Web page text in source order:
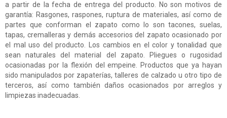
a partir de la fecha de entrega del producto. No son motivos de
garantía: Rasgones, raspones, ruptura de materiales, así como de
partes que conforman el zapato como lo son tacones, suelas,
tapas, cremalleras y demás accesorios del zapato ocasionado por
el mal uso del producto. Los cambios en el color y tonalidad que
sean naturales del material del zapato. Pliegues o rugosidad
ocasionadas por la flexión del empeine. Productos que ya hayan
sido manipulados por zapaterías, talleres de calzado u otro tipo de
terceros, así como también daños ocasionados por arreglos y
limpiezas inadecuadas.